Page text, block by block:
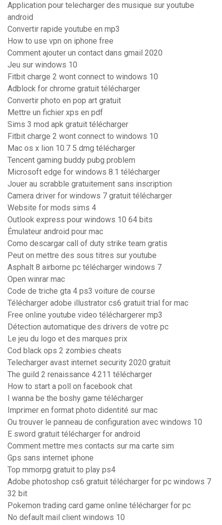
Application pour telecharger des musique sur youtube
android
Convertir rapide youtube en mp3
How to use vpn on iphone free
Comment ajouter un contact dans gmail 2020
Jeu sur windows 10
Fitbit charge 2 wont connect to windows 10
Adblock for chrome gratuit télécharger
Convertir photo en pop art gratuit
Mettre un fichier xps en pdf
Sims 3 mod apk gratuit télécharger
Fitbit charge 2 wont connect to windows 10
Mac os x lion 10.7 5 dmg télécharger
Tencent gaming buddy pubg problem
Microsoft edge for windows 8.1 télécharger
Jouer au scrabble gratuitement sans inscription
Camera driver for windows 7 gratuit télécharger
Website for mods sims 4
Outlook express pour windows 10 64 bits
Émulateur android pour mac
Como descargar call of duty strike team gratis
Peut on mettre des sous titres sur youtube
Asphalt 8 airborne pc télécharger windows 7
Open winrar mac
Code de triche gta 4 ps3 voiture de course
Télécharger adobe illustrator cs6 gratuit trial for mac
Free online youtube video téléchargerer mp3
Détection automatique des drivers de votre pc
Le jeu du logo et des marques prix
Cod black ops 2 zombies cheats
Telecharger avast internet security 2020 gratuit
The guild 2 renaissance 4.211 télécharger
How to start a poll on facebook chat
I wanna be the boshy game télécharger
Imprimer en format photo didentité sur mac
Ou trouver le panneau de configuration avec windows 10
E sword gratuit télécharger for android
Comment mettre mes contacts sur ma carte sim
Gps sans internet iphone
Top mmorpg gratuit to play ps4
Adobe photoshop cs6 gratuit télécharger for pc windows 7
32 bit
Pokemon trading card game online télécharger for pc
No default mail client windows 10